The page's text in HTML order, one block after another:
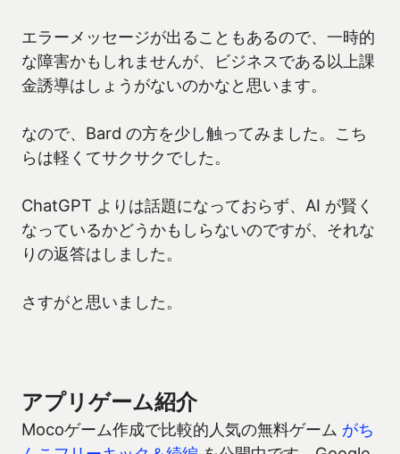
エラーメッセージが出ることもあるので、一時的
な障害かもしれませんが、ビジネスである以上課
金誘導はしょうがないのかなと思います。
なので、Bard の方を少し触ってみました。こち
らは軽くてサクサクでした。
ChatGPT よりは話題になっておらず、AI が賢く
なっているかどうかもしらないのですが、それな
りの返答はしました。
さすがと思いました。
アプリゲーム紹介
Mocoゲーム作成で比較的人気の無料ゲーム がち